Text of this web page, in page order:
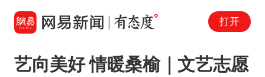
打开
艺向美好 情暖桑榆｜文艺志愿